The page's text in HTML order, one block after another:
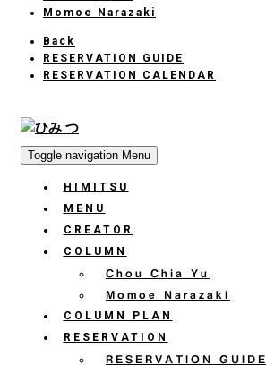
Momoe Narazaki
Back
RESERVATION GUIDE
RESERVATION CALENDAR
Toggle navigation Menu
HIMITSU
MENU
CREATOR
COLUMN
Chou Chia Yu
Momoe Narazaki
COLUMN PLAN
RESERVATION
RESERVATION GUIDE